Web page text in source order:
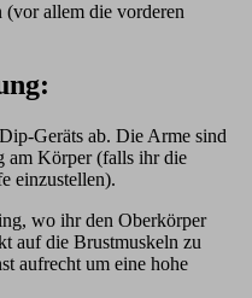
(vor allem die vorderen
Geräts ab. Die Arme sind
am Körper (falls ihr die
einzustellen).
wo ihr den Oberkörper
auf die Brustmuskeln zu
aufrecht um eine hohe